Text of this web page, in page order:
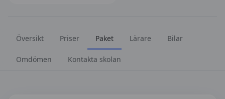
Översikt Priser Paket Lärare Bilar
Omdömen Kontakta skolan